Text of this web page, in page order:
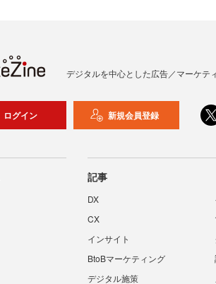
デジタルを中心とした広告／マーケテ
ログイン 新規会員登録
記事
DX
CX
インサイト
BtoBマーケティング
デジタル施策